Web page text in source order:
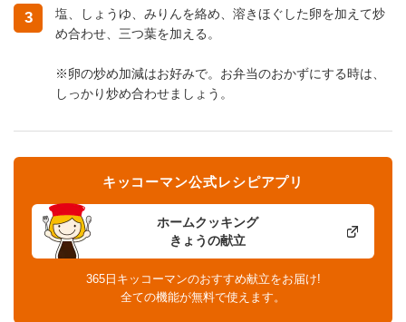
3
塩、しょうゆ、みりんを絡め、溶きほぐした卵を加えて炒
め合わせ、三つ葉を加える。
※卵の炒め加減はお好みで。お弁当のおかずにする時は、
しっかり炒め合わせましょう。
ホームクッキング
きょうの献立
キッコーマン公式レシピアプリ
365日キッコーマンのおすすめ献立をお届け!
全ての機能が無料で使えます。